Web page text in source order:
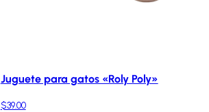
Juguete para gatos «Roly Poly»
$39.00